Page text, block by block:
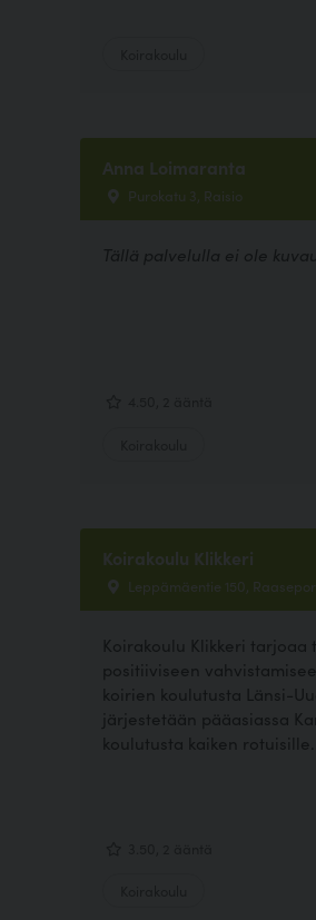
Anna Loimaranta
Purokatu 3, Raisio
Tällä palvelulla ei ole
Koirakoulu Klikkeri
Leppämäentie 150,
Koirakoulu Klikkeri
positiiviseen
koirien koulutusta Länsi-
järjestetään pääasiassa
koulutusta kaiken rotuisille...